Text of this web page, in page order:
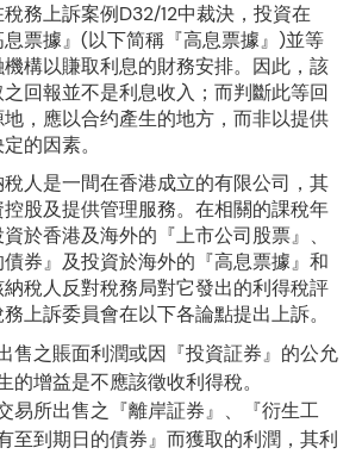
務上訴案例D32/12中裁決，投資在
息票據』(以下简稱『高息票據』)並等
構以賺取利息的財務安排。因此，該
回報並不是利息收入；而判斷此等回
，應以合约產生的地方，而非以提供
的因素。
人是一間在香港成立的有限公司，其
股及提供管理服務。在相關的課稅年
於香港及海外的『上市公司股票』、
債券』及投資於海外的『高息票據』和
納稅人反對稅務局對它發出的利得稅評
上訴委員會在以下各論點提出上訴。
售之賬面利潤或因『投資証券』的公允
的增益是不應該徵收利得稅。
易所出售之『離岸証券』、『衍生工
至到期日的債券』而獲取的利潤，其利